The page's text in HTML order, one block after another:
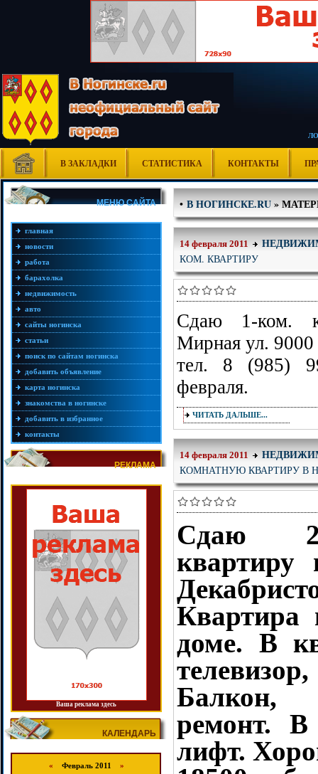
В ЗАКЛАДКИ СТАТИСТИКА КОНТАКТЫ
МЕНЮ САЙТА
главная
новости
работа
барахолка
недвижимость
авто
сайты ногинска
статьи
поиск по сайтам ногинска
добавить объявление
карта ногинска
знакомства в ногинске
добавить в избранное
контакты
РЕКЛАМА
Ваша реклама здесь
КАЛЕНДАРЬ
« Февраль 2011 »
•В НОГИНСКЕ.RU»
14 февраля 2011
КОМ. КВАРТИРУ
Сдаю 1-ком.
Мирная ул. 9000
тел. 8 (985)
февраля.
ЧИТАТЬ ДАЛЬШЕ...
14 февраля 2011
КОМНАТНУЮ КВАРТИРУ В
Сдаю 2
квартиру
Квартира
доме. В
Балкон,
ремонт.
лифт.